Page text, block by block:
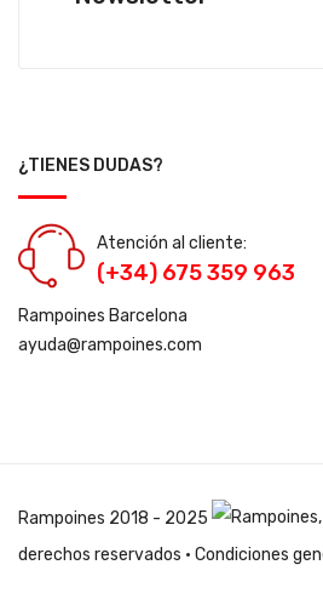
¿TIENES DUDAS?
Atención al cliente:
(+34) 675 359 963
Rampoines Barcelona
ayuda@rampoines.com
Rampoines 2018 - 2025
derechos reservados · Condiciones